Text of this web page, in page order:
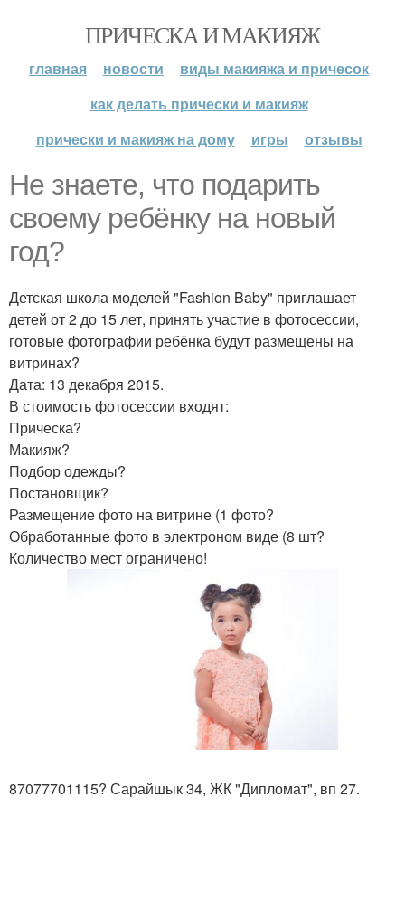
ПРИЧЕСКА И МАКИЯЖ
главная новости
виды макияжа и причесок
как делать прически и макияж
прически и макияж на дому
игры отзывы
Не знаете, что подарить
своему ребёнку на новый
год?
Детская школа моделей "Fashion Baby" приглашает
детей от 2 до 15 лет, принять участие в фотосессии,
готовые фотографии ребёнка будут размещены на
витринах?
Дата: 13 декабря 2015.
В стоимость фотосессии входят:
Прическа?
Макияж?
Подбор одежды?
Постановщик?
Размещение фото на витрине (1 фото?
Обработанные фото в электроном виде (8 шт?
Количество мест ограничено!
87077701115? Сарайшык 34, ЖК "Дипломат", вп 27.